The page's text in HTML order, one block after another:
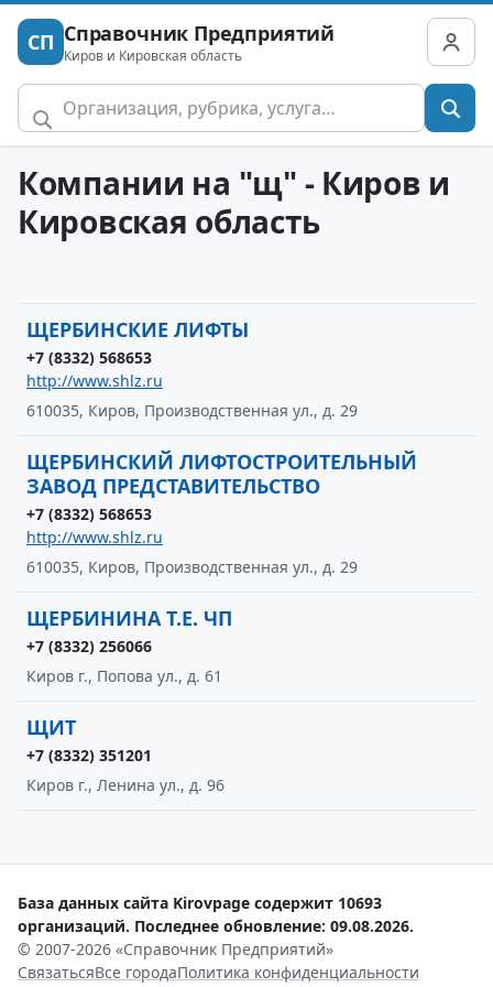
СП Справочник Предприятий
Киров и Кировская область
Компании на "щ" - Киров и
Кировская область
ЩЕРБИНСКИЕ ЛИФТЫ
+7 (8332) 568653
http://www.shlz.ru
610035, Киров, Производственная ул., д. 29
ЩЕРБИНСКИЙ ЛИФТОСТРОИТЕЛЬНЫЙ
ЗАВОД ПРЕДСТАВИТЕЛЬСТВО
+7 (8332) 568653
http://www.shlz.ru
610035, Киров, Производственная ул., д. 29
ЩЕРБИНИНА Т.Е. ЧП
+7 (8332) 256066
Киров г., Попова ул., д. 61
ЩИТ
+7 (8332) 351201
Киров г., Ленина ул., д. 96
База данных сайта Kirovpage содержит 10693
организаций. Последнее обновление: 09.08.2026.
© 2007-2026 «Справочник Предприятий»
СвязатьсяВсе городаПолитика конфиденциальности